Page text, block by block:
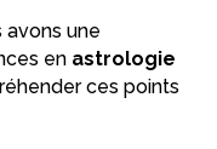
une
en astrologie
ces points